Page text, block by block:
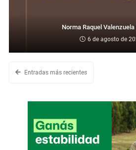
Norma Raquel
6 de agosto de
Entradas más recientes